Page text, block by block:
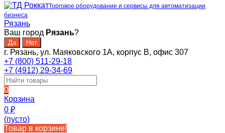
Торговое оборудование и сервисы для автоматизации
бизнеса
Рязань
Ваш город Рязань?
г. Рязань, ул. Маяковского 1А, корпус B, офис 307
+7 (800) 511-29-18
+7 (4912) 29-34-69
0
Корзина
0 ₽
(пусто)
Товар в корзине!